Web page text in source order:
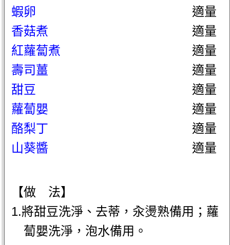
蝦卵
適量
香菇煮
適量
紅蘿蔔煮
適量
壽司薑
適量
甜豆
適量
蘿蔔嬰
適量
酪梨丁
適量
山葵醬
適量
【做 法】
1.將甜豆洗淨、去蒂，汆燙熟備用；蘿
蔔嬰洗淨，泡水備用。